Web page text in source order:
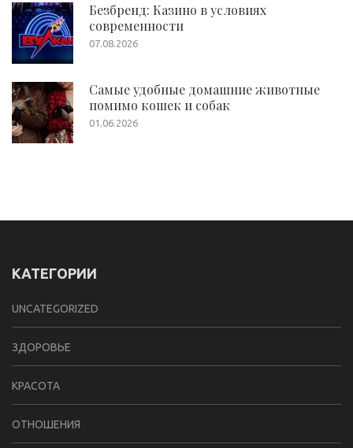
Безбренд: Казино в условиях
современности
07.08.2026
Самые удобные домашние животные
помимо кошек и собак
01.06.2026
КАТЕГОРИИ
UNCATEGORIZED
ЗДОРОВЬЕ
КРАСОТА
ОТНОШЕНИЯ